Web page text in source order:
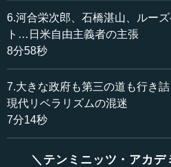
河合は社会主義に基本的に賛成
点は一緒である。ただ、やり方
共産主義に反対なのだ」と言い
して、自由主義を唱えたわけで
は「民主的ならば社会主義でも
主義批判としては非常に弱いも
に熱心に民主主義を支持した人
ったと思います。少し前の民社
6.河合栄次郎、石橋湛山、ルー
ト…日米自由主義者の主張
8分58秒
7.大きな政府も第三の道も行き
現代リベラリズムの混迷
7分14秒
＼テンミニッツ・アカデ